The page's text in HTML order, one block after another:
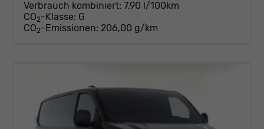
Verbrauch kombiniert: 7,90 l/100km
CO2-Klasse: G
CO2-Emissionen: 206,00 g/km